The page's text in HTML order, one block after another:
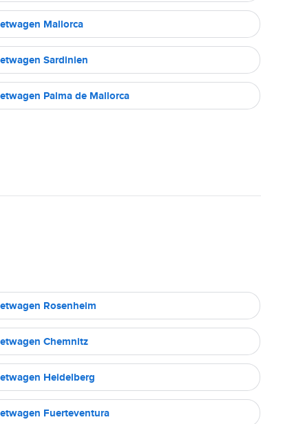
Mallorca
Sardinien
Palma de Mallorca
Rosenheim
Chemnitz
Heidelberg
Fuerteventura